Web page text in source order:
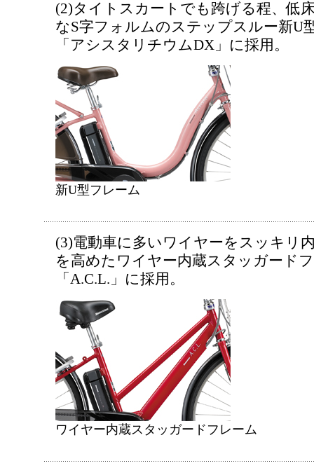
(2)タイトスカートでも跨げる程、低
なS字フォルムのステップスルー新U
「アシスタリチウムDX」に採用。
新U型フレーム
(3)電動車に多いワイヤーをスッキリ
を高めたワイヤー内蔵スタッガード
「A.C.L.」に採用。
ワイヤー内蔵スタッガードフレーム